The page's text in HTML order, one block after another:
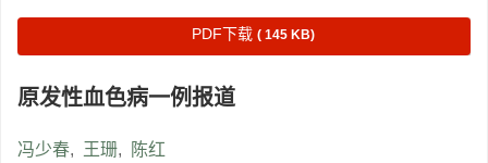
PDF下载 ( 145 KB)
原发性血色病一例报道
冯少春, 王珊, 陈红